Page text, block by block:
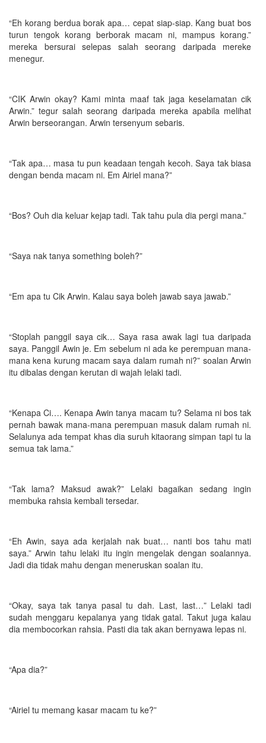
“Eh korang berdua borak apa… cepat siap-siap. Kang buat bos
turun tengok korang berborak macam ni, mampus korang.”
mereka bersurai selepas salah seorang daripada mereke
menegur.
“CIK Arwin okay? Kami minta maaf tak jaga keselamatan cik
Arwin.” tegur salah seorang daripada mereka apabila melihat
Arwin berseorangan. Arwin tersenyum sebaris.
“Tak apa… masa tu pun keadaan tengah kecoh. Saya tak biasa
dengan benda macam ni. Em Airiel mana?”
“Bos? Ouh dia keluar kejap tadi. Tak tahu pula dia pergi mana.”
“Saya nak tanya something boleh?”
“Em apa tu Cik Arwin. Kalau saya boleh jawab saya jawab.”
“Stoplah panggil saya cik… Saya rasa awak lagi tua daripada
saya. Panggil Awin je. Em sebelum ni ada ke perempuan mana-
mana kena kurung macam saya dalam rumah ni?” soalan Arwin
itu dibalas dengan kerutan di wajah lelaki tadi.
“Kenapa Ci…. Kenapa Awin tanya macam tu? Selama ni bos tak
pernah bawak mana-mana perempuan masuk dalam rumah ni.
Selalunya ada tempat khas dia suruh kitaorang simpan tapi tu la
semua tak lama.”
“Tak lama? Maksud awak?” Lelaki bagaikan sedang ingin
membuka rahsia kembali tersedar.
“Eh Awin, saya ada kerjalah nak buat… nanti bos tahu mati
saya.” Arwin tahu lelaki itu ingin mengelak dengan soalannya.
Jadi dia tidak mahu dengan meneruskan soalan itu.
“Okay, saya tak tanya pasal tu dah. Last, last…” Lelaki tadi
sudah menggaru kepalanya yang tidak gatal. Takut juga kalau
dia membocorkan rahsia. Pasti dia tak akan bernyawa lepas ni.
“Apa dia?”
“Airiel tu memang kasar macam tu ke?”